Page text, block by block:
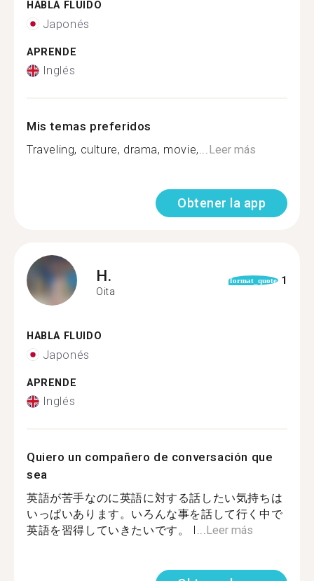
HABLA FLUIDO
Japonés
APRENDE
Inglés
Mis temas preferidos
Traveling, culture, drama, movie,...Leer más
Obtener la app
H.
Oita
format_quote 1
HABLA FLUIDO
Japonés
APRENDE
Inglés
Quiero un compañero de conversación que
sea
英語が苦手なのに英語に対する話したい気持ちは
いっぱいあります。いろんな事を話して行く中で
英語を習得していきたいです。 I...Leer más